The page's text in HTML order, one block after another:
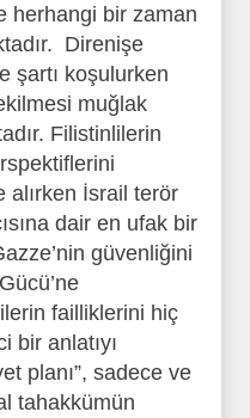
herhangi bir zaman
Direnişe
şartı koşulurken
muğlak
Filistinlilerin
alırken İsrail terör
dair en ufak bir
güvenliğini
failliklerini hiç
bir anlatıyı
planı”, sadece ve
tahakkümün